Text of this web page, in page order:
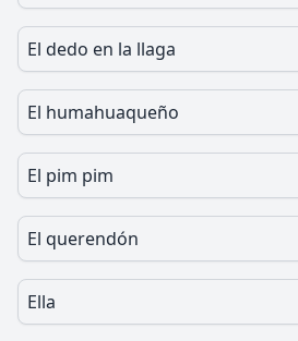
El dedo en la llaga
El humahuaqueño
El pim pim
El querendón
Ella